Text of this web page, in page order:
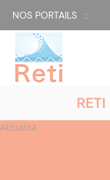
NOS PORTAILS :
RETI
Attualità